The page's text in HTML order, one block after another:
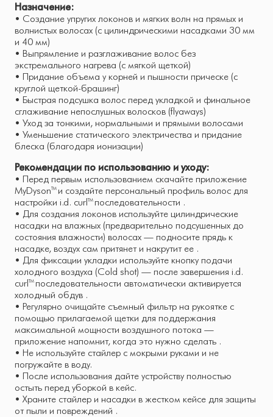
Назначение:
• Создание упругих локонов и мягких волн на прямых и
волнистых волосах (с цилиндрическими насадками 30 мм
и 40 мм)
• Выпрямление и разглаживание волос без
экстремального нагрева (с мягкой щеткой)
• Придание объема у корней и пышности прическе (с
круглой щеткой-брашинг)
• Быстрая подсушка волос перед укладкой и финальное
сглаживание непослушных волосков (flyaways)
• Уход за тонкими, нормальными и прямыми волосами
• Уменьшение статического электричества и придание
блеска (благодаря ионизации)
Рекомендации по использованию и уходу:
• Перед первым использованием скачайте приложение
MyDyson™ и создайте персональный профиль волос для
настройки i.d. curl™ последовательности .
• Для создания локонов используйте цилиндрические
насадки на влажных (предварительно подсушенных до
состояния влажности) волосах — подносите прядь к
насадке, воздух сам притянет и накрутит ее .
• Для фиксации укладки используйте кнопку подачи
холодного воздуха (Cold shot) — после завершения i.d.
curl™ последовательности автоматически активируется
холодный обдув .
• Регулярно очищайте съемный фильтр на рукоятке с
помощью прилагаемой щетки для поддержания
максимальной мощности воздушного потока —
приложение напомнит, когда это нужно сделать .
• Не используйте стайлер с мокрыми руками и не
погружайте в воду.
• После использования дайте устройству полностью
остыть перед уборкой в кейс.
• Храните стайлер и насадки в жестком кейсе для защиты
от пыли и повреждений .